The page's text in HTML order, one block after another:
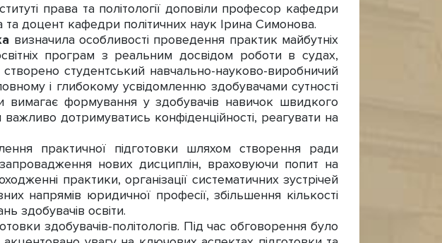
права та політології доповіли професор кафедри
доцент кафедри політичних наук Ірина Симонова.
визначила особливості проведення практик майбутніх
програм з реальним досвідом роботи в судах,
створено студентський навчально-науково-виробничий
і глибокому усвідомленню здобувачами сутності
вимагає формування у здобувачів навичок швидкого
дотримуватись конфіденційності, реагувати на
практичної підготовки шляхом створення ради
нових дисциплін, враховуючи попит на
практики, організації систематичних зустрічей
напрямів юридичної професії, збільшення кількості
здобувачів освіти.
здобувачів-політологів. Під час обговорення було